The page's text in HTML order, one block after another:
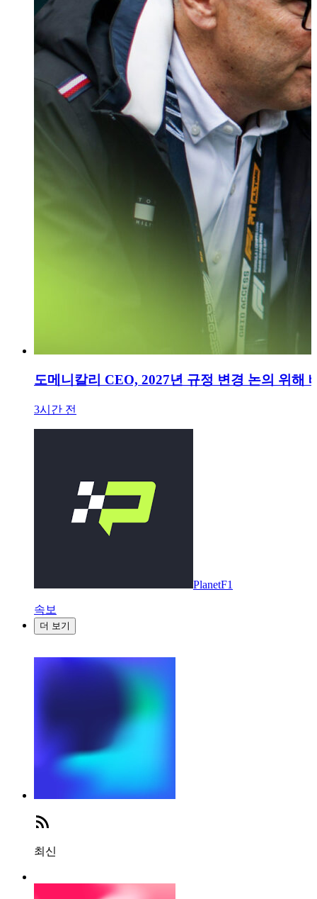
도메니칼리 CEO, 2027년 규정 변경 논의 위해
3시간 전
PlanetF1
속보
더 보기
최신